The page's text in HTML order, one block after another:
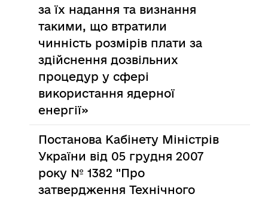
за їх надання та визнання
такими, що втратили
чинність розмірів плати за
здійснення дозвільних
процедур у сфері
використання ядерної
енергії»
Постанова Кабінету Міністрів
України від 05 грудня 2007
року № 1382 "Про
затвердження Технічного